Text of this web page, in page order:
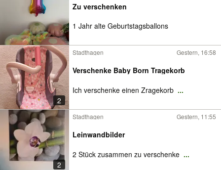
Zu verschenken
1 Jahr alte Geburtstagsballons
2
Stadthagen Gestern, 16:58
Verschenke Baby Born Tragekorb
Ich verschenke einen Zragekorb ...
2
Stadthagen Gestern, 11:55
Leinwandbilder
2 Stück zusammen zu verschenke ...